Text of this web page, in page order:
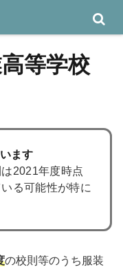
等学校
ます
2021年度時点
る可能性が特に
の校則等のうち服装